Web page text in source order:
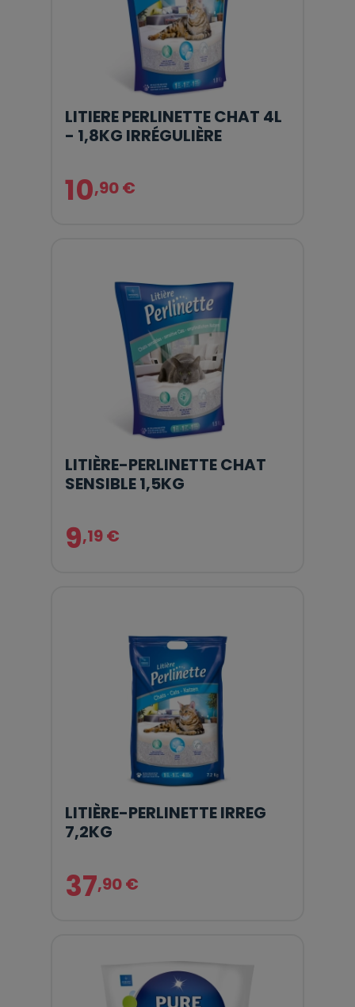
LITIERE PERLINETTE CHAT 4L
- 1,8KG IRRÉGULIÈRE
10,90 €
LITIÈRE-PERLINETTE CHAT
SENSIBLE 1,5KG
9,19 €
LITIÈRE-PERLINETTE IRREG
7,2KG
37,90 €